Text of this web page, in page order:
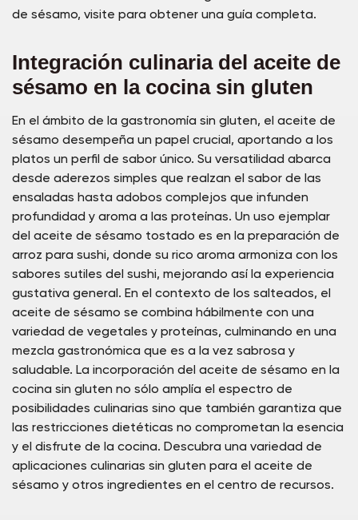
de sésamo, visite para obtener una guía completa.
Integración culinaria del aceite de
sésamo en la cocina sin gluten
En el ámbito de la gastronomía sin gluten, el aceite de
sésamo desempeña un papel crucial, aportando a los
platos un perfil de sabor único. Su versatilidad abarca
desde aderezos simples que realzan el sabor de las
ensaladas hasta adobos complejos que infunden
profundidad y aroma a las proteínas. Un uso ejemplar
del aceite de sésamo tostado es en la preparación de
arroz para sushi, donde su rico aroma armoniza con los
sabores sutiles del sushi, mejorando así la experiencia
gustativa general. En el contexto de los salteados, el
aceite de sésamo se combina hábilmente con una
variedad de vegetales y proteínas, culminando en una
mezcla gastronómica que es a la vez sabrosa y
saludable. La incorporación del aceite de sésamo en la
cocina sin gluten no sólo amplía el espectro de
posibilidades culinarias sino que también garantiza que
las restricciones dietéticas no comprometan la esencia
y el disfrute de la cocina. Descubra una variedad de
aplicaciones culinarias sin gluten para el aceite de
sésamo y otros ingredientes en el centro de recursos.